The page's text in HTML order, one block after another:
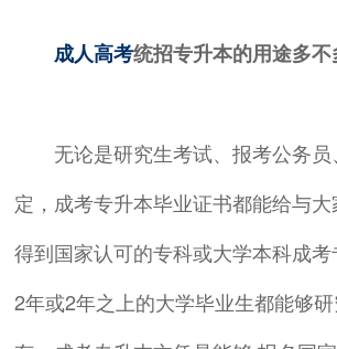
成人高考统招专升本的用途多不
无论是研究生考试、报考公务员
定，成考专升本毕业证书都能给与大
得到国家认可的专科或大学本科成
2年或2年之上的大学毕业生都能够